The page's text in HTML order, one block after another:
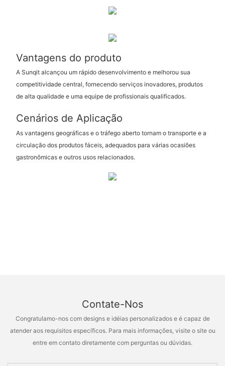
Vantagens do produto
A Sunqit alcançou um rápido desenvolvimento e melhorou sua
competitividade central, fornecendo serviços inovadores, produtos
de alta qualidade e uma equipe de profissionais qualificados.
Cenários de Aplicação
As vantagens geográficas e o tráfego aberto tornam o transporte e a
circulação dos produtos fáceis, adequados para várias ocasiões
gastronômicas e outros usos relacionados.
Contate-Nos
Congratulamo-nos com designs e idéias personalizados e é capaz de
atender aos requisitos específicos. Para mais informações, visite o site ou
entre em contato diretamente com perguntas ou dúvidas.